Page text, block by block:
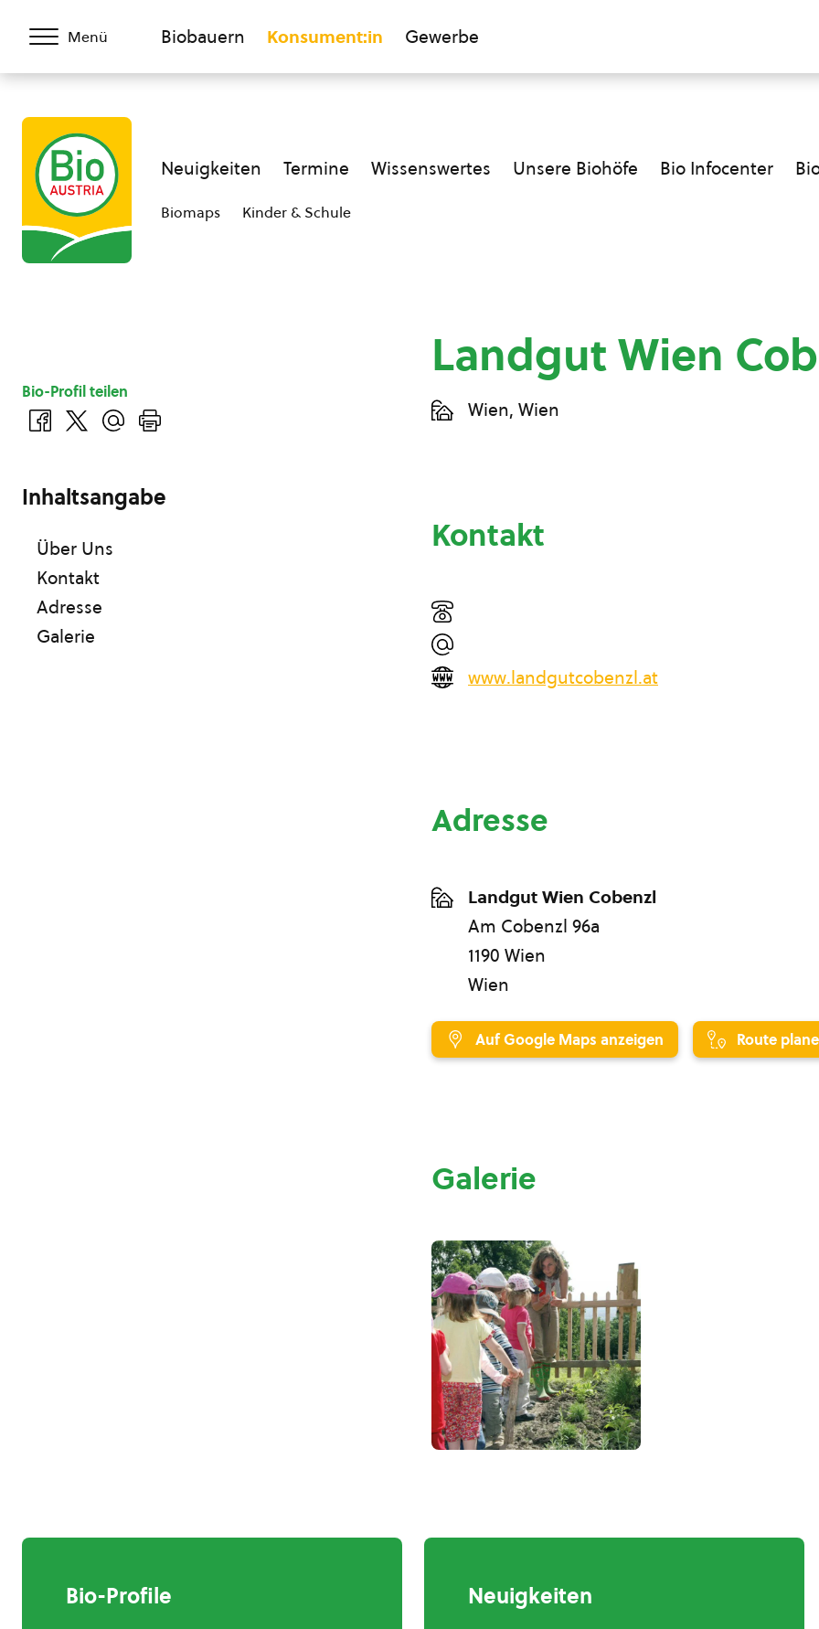
Menü Biobauern Konsument:in Gewerbe
Neuigkeiten Termine Wissenswertes Unsere Biohöfe Bio Infocenter
Biomaps Kinder & Schule
Landgut Wien
Wien, Wien
Kontakt
www.landgutcobenzl.at
Adresse
Landgut Wien Cobenzl
Am Cobenzl 96a
1190 Wien
Wien
Auf Google Maps anzeigen Route
Galerie
Bio-Profil teilen
Inhaltsangabe
Über Uns
Kontakt
Adresse
Galerie
Bio-Profile Neuigkeiten